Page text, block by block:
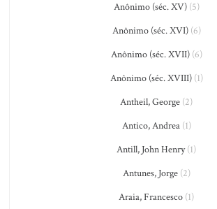
Anônimo (séc. XV)(5)
Anônimo (séc. XVI)(6)
Anônimo (séc. XVII)(6)
Anônimo (séc. XVIII)(1)
Antheil, George (2)
Antico, Andrea(1)
Antill, John Henry(1)
Antunes, Jorge(2)
Araia, Francesco (1)